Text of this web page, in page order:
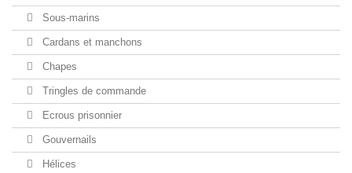
Sous-marins
Cardans et manchons
Chapes
Tringles de commande
Ecrous prisonnier
Gouvernails
Hélices